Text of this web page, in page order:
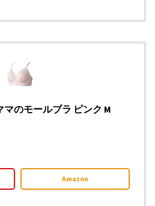
のモールブラ ピンク M
Amazon